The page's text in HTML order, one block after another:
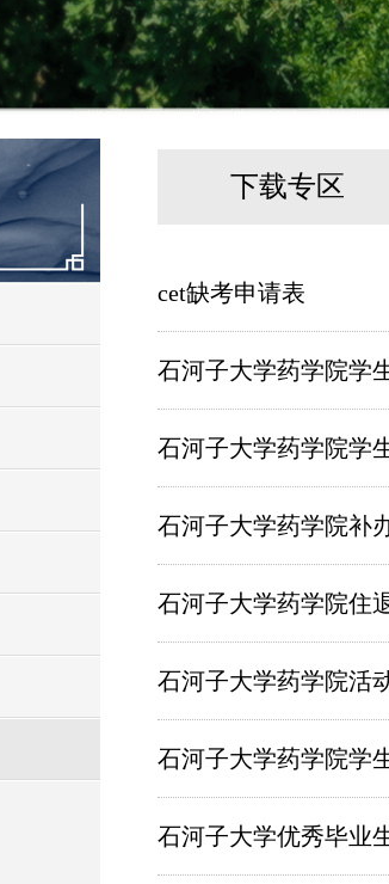
下载专区
cet缺考申请表
石河子大学药学院学
石河子大学药学院学
石河子大学药学院补
石河子大学药学院住
石河子大学药学院活
石河子大学药学院学
石河子大学优秀毕业